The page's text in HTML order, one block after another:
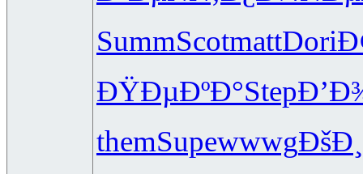
SummScotmattDori
ÐŸÐµÐºÐ°Step
themSupewwwg